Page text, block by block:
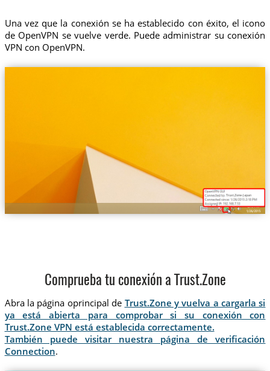
Una vez que la conexión se ha establecido con éxito, el icono
de OpenVPN se vuelve verde. Puede administrar su conexión
VPN con OpenVPN.
Trust.Zone-Japan
Comprueba tu conexión a Trust.Zone
Abra la página oprincipal de Trust.Zone y vuelva a cargarla si
ya está abierta para comprobar si su conexión con
Trust.Zone VPN está establecida correctamente.
También puede visitar nuestra página de verificación
Connection.